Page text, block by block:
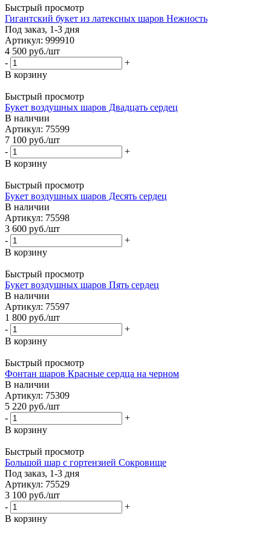
Быстрый просмотр
Гигантский букет из латексных шаров Нежность
Под заказ, 1-3 дня
Артикул: 999910
4 500 руб./шт
-
+
В корзину
Быстрый просмотр
Букет воздушных шаров Двадцать сердец
В наличии
Артикул: 75599
7 100 руб./шт
-
+
В корзину
Быстрый просмотр
Букет воздушных шаров Десять сердец
В наличии
Артикул: 75598
3 600 руб./шт
-
+
В корзину
Быстрый просмотр
Букет воздушных шаров Пять сердец
В наличии
Артикул: 75597
1 800 руб./шт
-
+
В корзину
Быстрый просмотр
Фонтан шаров Красные сердца на черном
В наличии
Артикул: 75309
5 220 руб./шт
-
+
В корзину
Быстрый просмотр
Большой шар с гортензией Сокровище
Под заказ, 1-3 дня
Артикул: 75529
3 100 руб./шт
-
+
В корзину